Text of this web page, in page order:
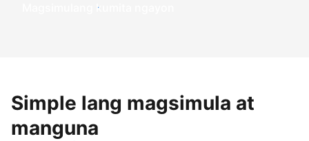
Magsimulang kumita ngayon
Simple lang magsimula at
manguna